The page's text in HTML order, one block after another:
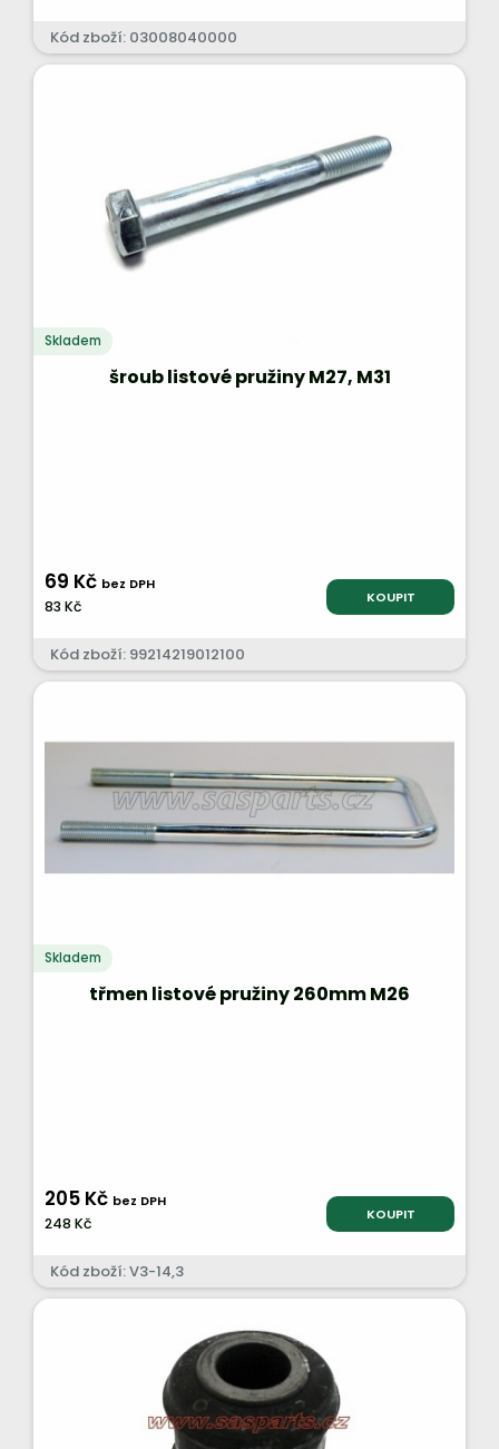
Kód zboží: 03008040000
Skladem
šroub listové pružiny M27, M31
69 Kč bez DPH
83 Kč KOUPIT
Kód zboží: 99214219012100
Skladem
třmen listové pružiny 260mm M26
205 Kč bez DPH
248 Kč KOUPIT
Kód zboží: V3-14,3